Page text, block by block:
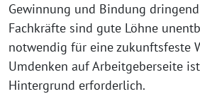
Gewinnung und Bindung
Fachkräfte sind gute Löhne
notwendig für eine zukunftsfeste
Umdenken auf Arbeitgeberseite
Hintergrund erforderlich.